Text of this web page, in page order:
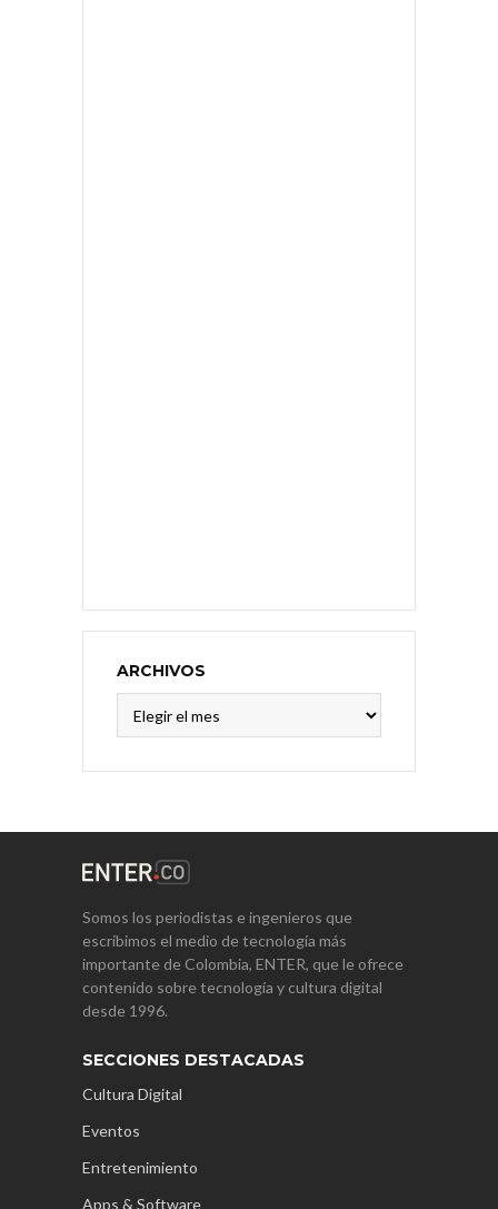
ARCHIVOS
Somos los periodistas e ingenieros que
escribimos el medio de tecnología más
importante de Colombia, ENTER, que le ofrece
contenido sobre tecnología y cultura digital
desde 1996.
SECCIONES DESTACADAS
Cultura Digital
Eventos
Entretenimiento
Apps & Software